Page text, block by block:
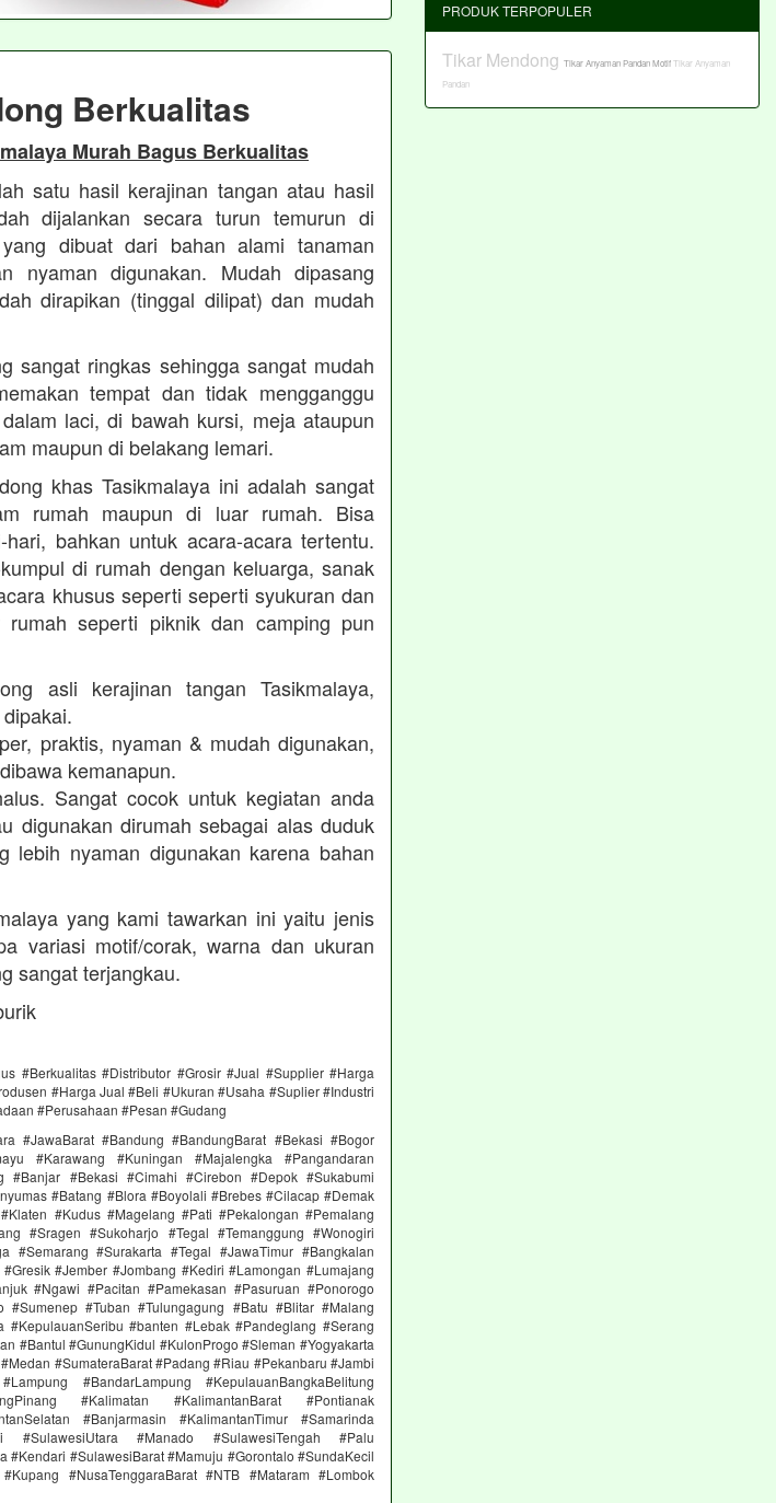
Berkualitas
Murah Bagus Berkualitas
satu hasil kerajinan tangan atau hasil
dijalankan secara turun temurun di
dibuat dari bahan alami tanaman
nyaman digunakan. Mudah dipasang
dirapikan (tinggal dilipat) dan mudah
sangat ringkas sehingga sangat mudah
tempat dan tidak mengganggu
laci, di bawah kursi, meja ataupun
maupun di belakang lemari.
khas Tasikmalaya ini adalah sangat
rumah maupun di luar rumah. Bisa
bahkan untuk acara-acara tertentu.
di rumah dengan keluarga, sanak
khusus seperti seperti syukuran dan
seperti piknik dan camping pun
asli kerajinan tangan Tasikmalaya,
praktis, nyaman & mudah digunakan,
kemanapun.
Sangat cocok untuk kegiatan anda
digunakan dirumah sebagai alas duduk
lebih nyaman digunakan karena bahan
yang kami tawarkan ini yaitu jenis
variasi motif/corak, warna dan ukuran
sangat terjangkau.
#Berkualitas #Distributor #Grosir #Jual #Supplier #Harga
#Harga Jual #Beli #Ukuran #Usaha #Suplier #Industri
#Perusahaan #Pesan #Gudang
#JawaBarat #Bandung #BandungBarat #Bekasi #Bogor
#Karawang #Kuningan #Majalengka #Pangandaran
#Banjar #Bekasi #Cimahi #Cirebon #Depok #Sukabumi
#Batang #Blora #Boyolali #Brebes #Cilacap #Demak
#Kudus #Magelang #Pati #Pekalongan #Pemalang
#Sragen #Sukoharjo #Tegal #Temanggung #Wonogiri
#Semarang #Surakarta #Tegal #JawaTimur #Bangkalan
#Jember #Jombang #Kediri #Lamongan #Lumajang
#Ngawi #Pacitan #Pamekasan #Pasuruan #Ponorogo
#Tuban #Tulungagung #Batu #Blitar #Malang
#banten #Lebak #Pandeglang #Serang
#Bantul #GunungKidul #KulonProgo #Sleman #Yogyakarta
#SumateraBarat #Padang #Riau #Pekanbaru #Jambi
#BandarLampung #KepulauanBangkaBelitung
#Kalimatan #KalimantanBarat #Pontianak
#Banjarmasin #KalimantanTimur #Samarinda
#SulawesiUtara #Manado #SulawesiTengah #Palu
#Kendari #SulawesiBarat #Mamuju #Gorontalo #SundaKecil
#NusaTenggaraBarat #NTB #Mataram #Lombok
PRODUK TERPOPULER
Tikar Mendong Tikar Anyaman Pandan MotifTikar Anyaman
Pandan